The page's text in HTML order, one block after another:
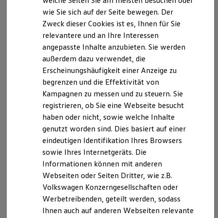
Fahrerassistenz- und Sicherheitssysteme
Kontrollleuchten
Kurzfahrprofile und Ölverdünnung
XTL-Dieselkraftstoff
Ersatzteile und Betriebsflüssigkeiten
Original Zubehör und Lifestyle Produkte
myVolkswagen
myVolkswagen Business
Elektrisch & Autonom
Elektro - & Hybridfahrzeuge
Unser Ansatz
Klimafreundlicher Strom
Reichweite & Ladelösungen
Reichweitensimulator
Ladezeitensimulator
Ladelösungen für Privatkunden
Ladelösungen für Gewerbekunden
Wallbox und Ladekabel
Förderung & Kosten der Elektrofahrzeuge
Fördermöglichkeiten für Privatkunden
Fördermöglichkeiten für Gewerbekunden
Nachhaltiger laden
Auch die CO₂-Emissionen der Stromerzeugung verändern
sich im Tagesverlauf. Entscheidend hierfür ist der Anteil der
verschiedenen Energieträger am Strommix.
Sie können die CO₂-Bilanz während der Nutzung Ihres ID.
verbessern, indem Sie genau dann laden, wenn die CO₂-
Emissionen der Stromerzeugung am geringsten sind.
Alles, was Sie brauchen:
eine Internetverbindung
einen gültigen VW Connect Vertrag
eine Wallbox mit mindestens 7,2 kW Leistung
optional: Stromvertrag mit dynamischem Tarif
mindestens ID. Software 5.0
wie Sie sich auf der Seite bewegen. Der
Zweck dieser Cookies ist es, Ihnen für Sie
relevantere und an Ihre Interessen
angepasste Inhalte anzubieten. Sie werden
außerdem dazu verwendet, die
Erscheinungshäufigkeit einer Anzeige zu
begrenzen und die Effektivität von
Kampagnen zu messen und zu steuern. Sie
registrieren, ob Sie eine Webseite besucht
haben oder nicht, sowie welche Inhalte
genutzt worden sind. Dies basiert auf einer
eindeutigen Identifikation Ihres Browsers
sowie Ihres Internetgeräts. Die
Informationen können mit anderen
Webseiten oder Seiten Dritter, wie z.B.
Volkswagen Konzerngesellschaften oder
Werbetreibenden, geteilt werden, sodass
Ihnen auch auf anderen Webseiten relevante